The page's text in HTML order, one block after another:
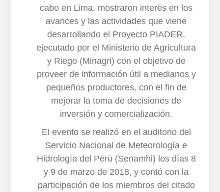
cabo en Lima, mostraron interés en los
avances y las actividades que viene
desarrollando el Proyecto PIADER,
ejecutado por el Ministerio de Agricultura
y Riego (Minagri) con el objetivo de
proveer de información útil a medianos y
pequeños productores, con el fin de
mejorar la toma de decisiones de
inversión y comercialización.
El evento se realizó en el auditorio del
Servicio Nacional de Meteorología e
Hidrología del Perú (Senamhi) los días 8
y 9 de marzo de 2018, y contó con la
participación de los miembros del citado